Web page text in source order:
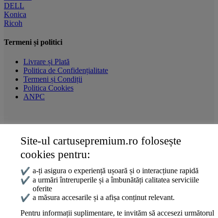
DELL
Konica
Ricoh
Termeni și politici
Livrare și Plată
Politica de Confidențialitate
Termeni și Condiții
Politica Cookies
ANPC
Date de contact
0745 124 164
contact@cartusepremium.ro
Luni –Vineri: 09:00 – 17:00
Cartușe Premium 2021 Creare Magazin OnlineBOSSNET
Site-ul cartusepremium.ro folosește
cookies pentru:
✔ a-ți asigura o experiență ușoară și o interacțiune rapidă
✔ a urmări întreruperile și a îmbunătăți calitatea serviciile
oferite
✔ a măsura accesarile și a afișa conținut relevant.
Pentru informații suplimentare, te invităm să accesezi următorul